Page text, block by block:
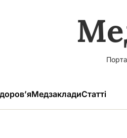
МедзакладиСтатті